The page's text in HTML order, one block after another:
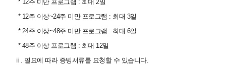
* 12주 미만 프로그램 : 최대 2일
* 12주 이상~24주 미만 프로그램 : 최대 3일
* 24주 이상~48주 미만 프로그램 : 최대 6일
* 48주 이상 프로그램 : 최대 12일
ⅱ. 필요에 따라 증빙서류를 요청할 수 있습니다.